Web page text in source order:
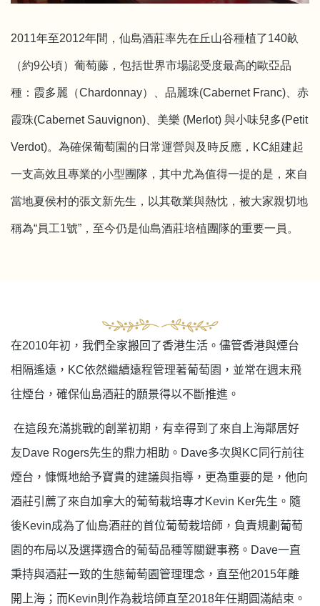
2011年至2012年間，仙島酒莊率先在丘山谷種植了140畝
（約9公頃）葡萄藤，包括世界市場認受度最高的歐亞品
種：霞多麗（Chardonnay）、品麗珠(Cabernet Franc)、赤
霞珠(Cabernet Sauvignon)、美樂 (Merlot) 與小味兒多(Petit
Verdot)。為確保葡萄園的日常運營與及時反應，KC組建起
一支高效且專業的小型團隊，其中尤為值得一提的是，來自
當地夏侯村的張文新先生，以其敬業與熱忱，被大家親切地
稱為“員工1號”，至今仍是仙島酒莊培植團隊的重要一員。
在2010年初，我們全家搬回了香港生活。儘管香港與煙台
相隔遙遠， KC依然繼續遠程管理著葡萄園，並常在週末飛
往煙台，確保仙島酒莊的願景得以不斷推進。
在這段充滿挑戰的創業初期，有幸得到了來自上海鄰居好
友Dave Rogers先生的鼎力相助。 Dave多次與KC 同行前往
煙台，慷慨地給予寶貴的建議與指導，更為重要的是，他向
酒莊引薦了來自加拿大的葡萄栽培專才Kevin Ker先生。隨
後Kevin成為了仙島酒莊的首位葡萄栽培師，負責規劃葡萄
園的布局以及選擇適合的葡萄品種等關鍵事務。 Dave一直
秉持與酒莊一致的生態葡萄園管理理念，直至他2015年離
開上海；而Kevin則作為栽培師直至2018年任期圓滿結束。